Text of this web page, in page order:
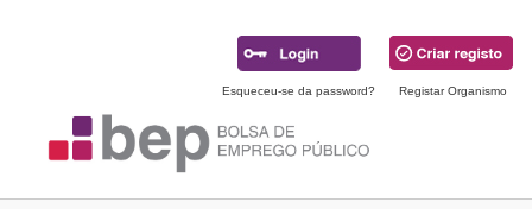
Esqueceu-se da password? Registar Organismo